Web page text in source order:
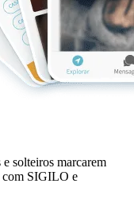
e solteiros marcarem
com SIGILO e